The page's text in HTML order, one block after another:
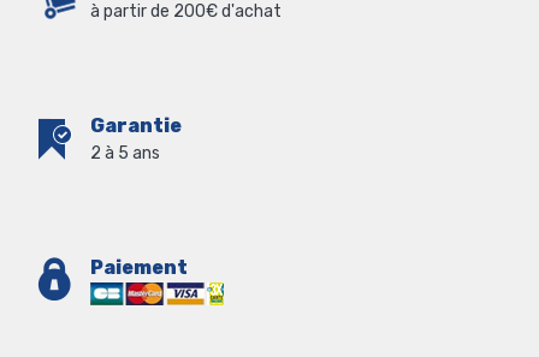
à partir de 200€ d'achat
Garantie
2 à 5 ans
Paiement